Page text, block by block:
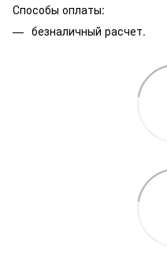
Способы оплаты:
безналичный расчет.